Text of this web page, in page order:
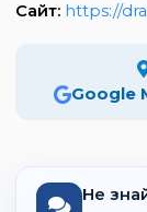
Сайт: https://
Google
Не